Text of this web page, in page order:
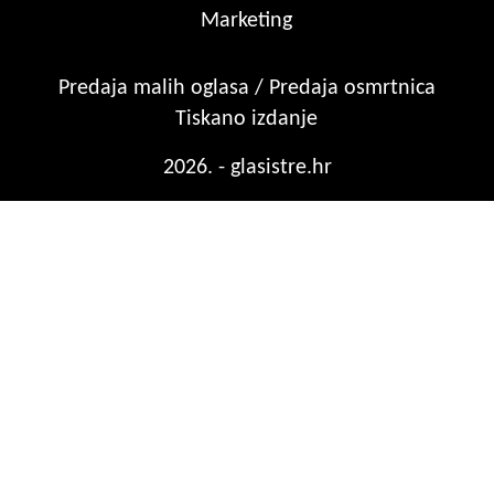
Marketing
Predaja malih oglasa / Predaja osmrtnica
Tiskano izdanje
2026. - glasistre.hr